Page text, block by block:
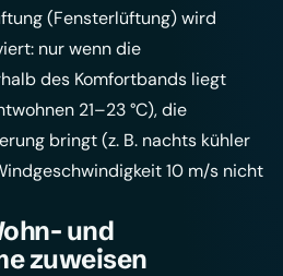
(Fensterlüftung) wird
nur wenn die
des Komfortbands liegt
21–23 °C), die
bringt (z. B. nachts kühler
10 m/s nicht
und
zuweisen